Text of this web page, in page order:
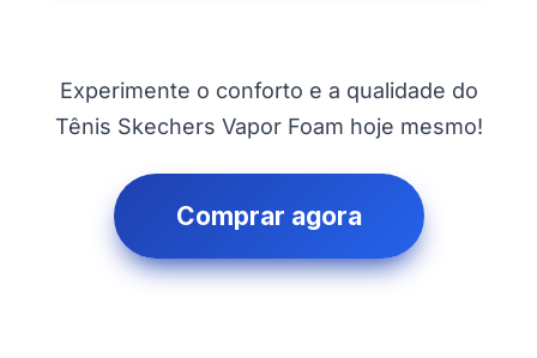
Experimente o conforto e a qualidade do
Tênis Skechers Vapor Foam hoje mesmo!
Comprar agora